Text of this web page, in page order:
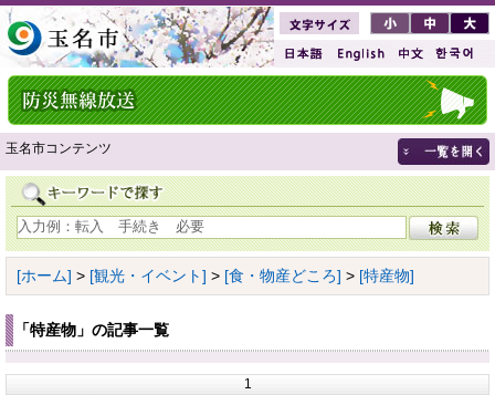
玉名市コンテンツ
[ホーム] > [観光・イベント] > [食・物産どころ] > [特産物]
「特産物」の記事一覧
1